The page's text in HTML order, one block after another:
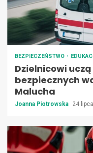
BEZPIECZEŃSTWO
Dzielnicowi
bezpiecznych
Malucha
Joanna Piotrowska 24